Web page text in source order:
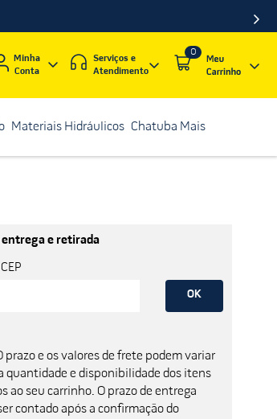
Minha
Conta
Serviços e
Atendimento
0
Materiais Hidráulicos Chatuba Mais
entrega e retirada
OK
prazo e os valores de frete podem variar
quantidade e disponibilidade dos itens
ao seu carrinho. O prazo de entrega
contado após a confirmação do